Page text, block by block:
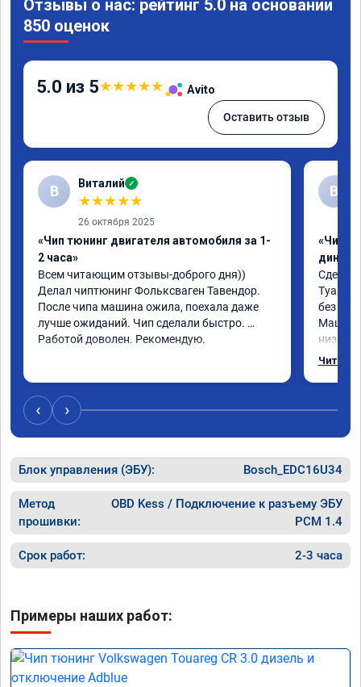
Отзывы о нас: рейтинг 5.0 на основании
850 оценок
5.0 из 5★★★★★ Avito
Оставить отзыв
В Виталий ✓
★★★★★
26 октября 2025
«Чип тюнинг двигателя автомобиля за 1-
2 часа»
Всем читающим отзывы-доброго дня))
Делал чиптюнинг Фольксваген Тавендор.
После чипа машина ожила, поехала даже
лучше ожиданий. Чип сделали быстро.
Работой доволен. Рекомендую.
В
«Чип
Туарег
без
Машина
низких
км/ч
Читать
‹ ›
Блок управления (ЭБУ): Bosch_EDC16U34
Метод
прошивки:
OBD Kess / Подключение к разъему ЭБУ
PCM 1.4
Срок работ: 2-3 часа
Примеры наших работ: